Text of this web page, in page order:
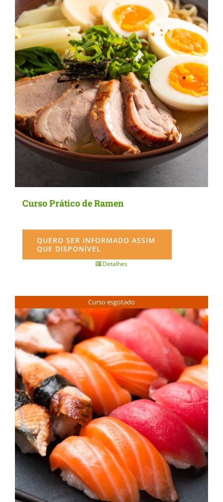
Curso Prático de Ramen
QUERO SER INFORMADO ASSIM
QUE DISPONÍVEL
Detalhes
Curso esgotado